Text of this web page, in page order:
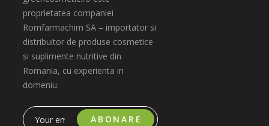
proprietatea companiei
Romfarmachim SA – importator si
distribuitor de produse cosmetice
si suplimente nutritive din
Romania, cu experienta in
domeniu.
ABONARE